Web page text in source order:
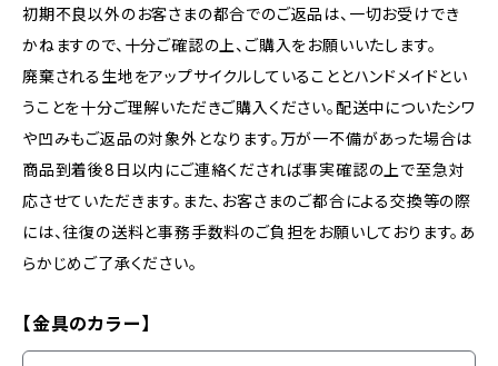
初期不良以外のお客さまの都合でのご返品は、一切お受けでき
かねますので、十分ご確認の上、ご購入をお願いいたします。
廃棄される生地をアップサイクルしていることとハンドメイドとい
うことを十分ご理解いただきご購入ください。配送中についたシワ
や凹みもご返品の対象外となります。万が一不備があった場合は
商品到着後8日以内にご連絡くだされば事実確認の上で至急対
応させていただきます。また、お客さまのご都合による交換等の際
には、往復の送料と事務手数料のご負担をお願いしております。あ
らかじめご了承ください。
【金具のカラー】